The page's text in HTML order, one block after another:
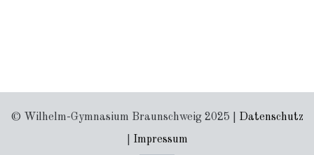
© Wilhelm-Gymnasium Braunschweig 2025 | Datenschutz
Impressum